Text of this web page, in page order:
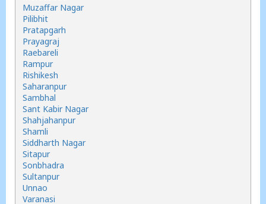
Muzaffar Nagar
Pilibhit
Pratapgarh
Prayagraj
Raebareli
Rampur
Rishikesh
Saharanpur
Sambhal
Sant Kabir Nagar
Shahjahanpur
Shamli
Siddharth Nagar
Sitapur
Sonbhadra
Sultanpur
Unnao
Varanasi